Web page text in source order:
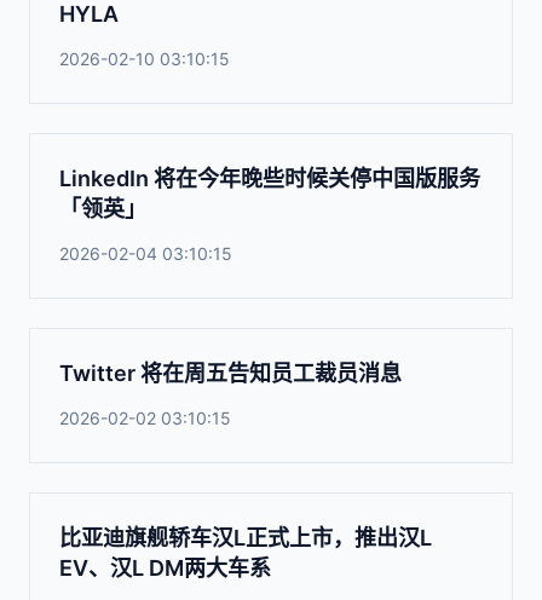
HYLA
2026-02-10 03:10:15
LinkedIn 将在今年晚些时候关停中国版服务
「领英」
2026-02-04 03:10:15
Twitter 将在周五告知员工裁员消息
2026-02-02 03:10:15
比亚迪旗舰轿车汉L正式上市，推出汉L
EV、汉L DM两大车系